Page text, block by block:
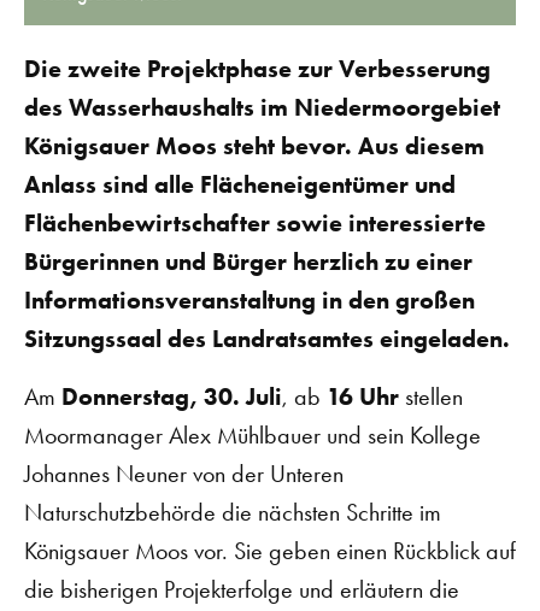
Die zweite Projektphase zur Verbesserung
des Wasserhaushalts im Niedermoorgebiet
Königsauer Moos steht bevor. Aus diesem
Anlass sind alle Flächeneigentümer und
Flächenbewirtschafter sowie interessierte
Bürgerinnen und Bürger herzlich zu einer
Informationsveranstaltung in den großen
Sitzungssaal des Landratsamtes eingeladen.
Am Donnerstag, 30. Juli, ab 16 Uhr stellen
Moormanager Alex Mühlbauer und sein Kollege
Johannes Neuner von der Unteren
Naturschutzbehörde die nächsten Schritte im
Königsauer Moos vor. Sie geben einen Rückblick auf
die bisherigen Projekterfolge und erläutern die